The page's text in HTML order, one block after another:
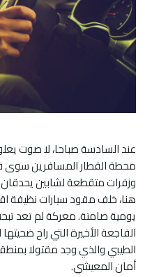
عند السادسة صباحا، لا صوت
محطة القطار المسافرين سوى
وزفرات متقطعة لشابين
هنا، خلف مقود سيارات نظيفة
يومية صامتة. معركة لم تعد
الفاجعة الأخيرة التي راح
الطيبي والذي وجد مقتولا
أمان المعيشي.